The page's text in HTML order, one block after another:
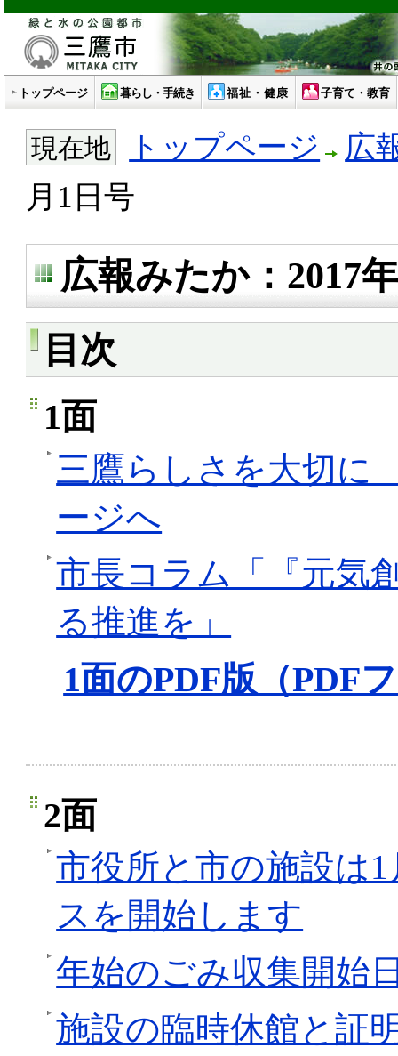
トップページ 暮らし・手続き 福祉・健康 子育て・教育
現在地 トップページ
広
月1日号
広報みたか：2017
目次
1面
三鷹らしさを大切
ージへ
市長コラム「『元気
る推進を」
1面のPDF版（PDF
2面
市役所と市の施設は
スを開始します
年始のごみ収集開始
施設の臨時休館と証